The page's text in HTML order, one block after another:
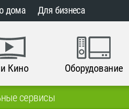
дома Для бизнеса
Кино Оборудование
сервисы